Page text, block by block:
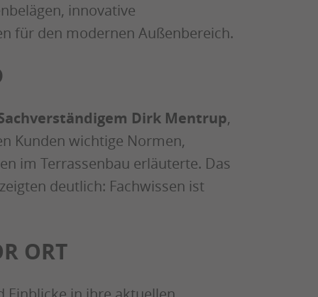
innovative
für den modernen Außenbereich.
Dirk Mentrup,
Kunden wichtige Normen,
im Terrassenbau erläuterte. Das
deutlich: Fachwissen ist
ORT